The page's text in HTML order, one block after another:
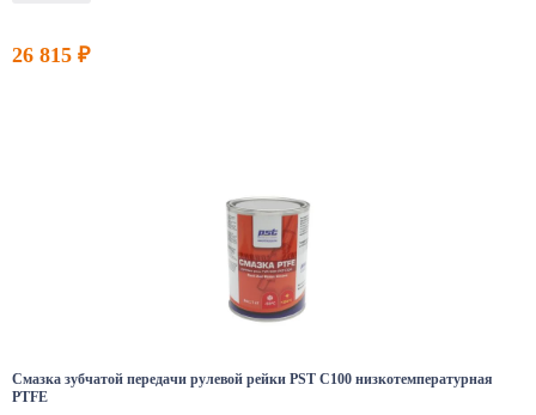
26 815 ₽
Смазка зубчатой передачи рулевой рейки PST C100 низкотемпературная
PTFE